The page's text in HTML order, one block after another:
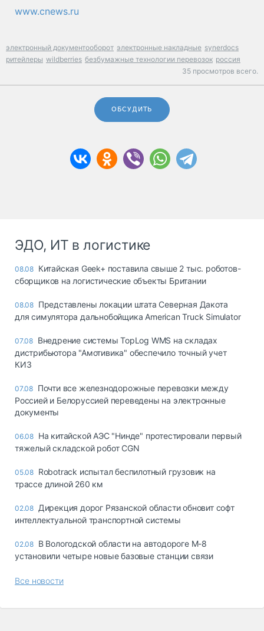
www.cnews.ru
электронный документооборот электронные накладные synerdocs
ритейлеры wildberries безбумажные технологии перевозок россия
35 просмотров всего.
ОБСУДИТЬ
ЭДО, ИТ в логистике
08.08 Китайская Geek+ поставила свыше 2 тыс. роботов-
сборщиков на логистические объекты Британии
08.08 Представлены локации штата Северная Дакота
для симулятора дальнобойщика American Truck Simulator
07.08 Внедрение системы TopLog WMS на складах
дистрибьютора "Амотивика" обеспечило точный учет
КИЗ
07.08 Почти все железнодорожные перевозки между
Россией и Белоруссией переведены на электронные
документы
06.08 На китайской АЭС "Нинде" протестировали первый
тяжелый складской робот CGN
05.08 Robotrack испытал беспилотный грузовик на
трассе длиной 260 км
02.08 Дирекция дорог Рязанской области обновит софт
интеллектуальной транспортной системы
02.08 В Вологодской области на автодороге М-8
установили четыре новые базовые станции связи
Все новости